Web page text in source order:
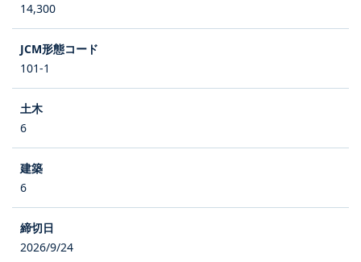
14,300
101-1
6
6
2026/9/24